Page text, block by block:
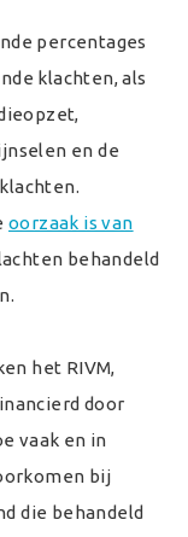
percentages
klachten, als
en de
oorzaak is van
behandeld
het RIVM,
door
vaak en in
bij
die behandeld